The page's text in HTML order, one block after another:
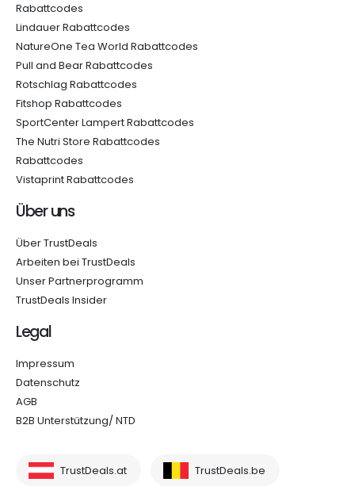
Rabattcodes
Lindauer Rabattcodes
NatureOne Tea World Rabattcodes
Pull and Bear Rabattcodes
Rotschlag Rabattcodes
Fitshop Rabattcodes
SportCenter Lampert Rabattcodes
The Nutri Store Rabattcodes
Rabattcodes
Vistaprint Rabattcodes
Über uns
Über TrustDeals
Arbeiten bei TrustDeals
Unser Partnerprogramm
TrustDeals Insider
Legal
Impressum
Datenschutz
AGB
B2B Unterstützung/ NTD
TrustDeals.at TrustDeals.be